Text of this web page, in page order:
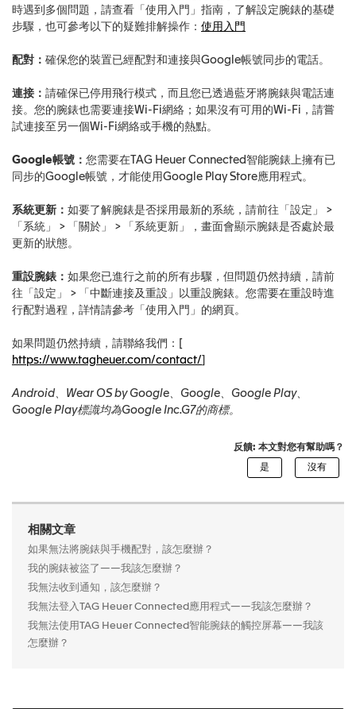
時遇到多個問題，請查看「使用入門」指南，了解設定腕錶的基礎
步驟，也可參考以下的疑難排解操作： 使用入門
配對： 確保您的裝置已經配對和連接與Google帳號同步的電話。
連接： 請確保已停用飛行模式，而且您已透過藍牙將腕錶與電話連
接。您的腕錶也需要連接Wi-Fi網絡；如果沒有可用的Wi-Fi，請嘗
試連接至另一個Wi-Fi網絡或手機的熱點。
Google帳號： 您需要在TAG Heuer Connected智能腕錶上擁有已
同步的Google帳號，才能使用Google Play Store應用程式。
系統更新： 如要了解腕錶是否採用最新的系統，請前往「設定」 >
「系統」 > 「關於」 > 「系統更新」，畫面會顯示腕錶是否處於最
更新的狀態。
重設腕錶： 如果您已進行之前的所有步驟，但問題仍然持續，請前
往「設定」 > 「中斷連接及重設」以重設腕錶。您需要在重設時進
行配對過程，詳情請參考「使用入門」的網頁。
如果問題仍然持續，請聯絡我們：[
https://www.tagheuer.com/contact/
Android、Wear OS by Google、Google、Google Play、
Google Play標識均為Google Inc.G7的商標。
反饋: 本文對您有幫助嗎？
相關文章
如果無法將腕錶與手機配對，該怎麼辦？
我的腕錶被盜了——我該怎麼辦？
我無法收到通知，該怎麼辦？
我無法登入TAG Heuer Connected應用程式——我該怎麼辦？
我無法使用TAG Heuer Connected智能腕錶的觸控屏幕——我該
怎麼辦？